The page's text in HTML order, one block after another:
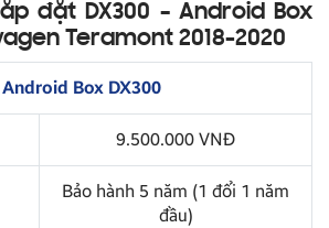
đặt DX300 – Android Box
Teramont 2018-2020
Android Box DX300
9.500.000 VNĐ
Bảo hành 5 năm (1 đổi 1 năm
đầu)